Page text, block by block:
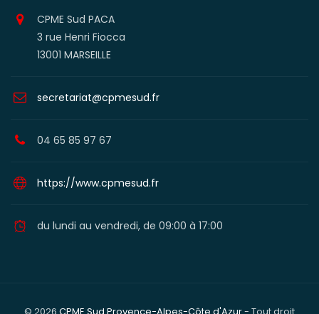
CPME Sud PACA
3 rue Henri Fiocca
13001 MARSEILLE
secretariat@cpmesud.fr
04 65 85 97 67
https://www.cpmesud.fr
du lundi au vendredi, de 09:00 à 17:00